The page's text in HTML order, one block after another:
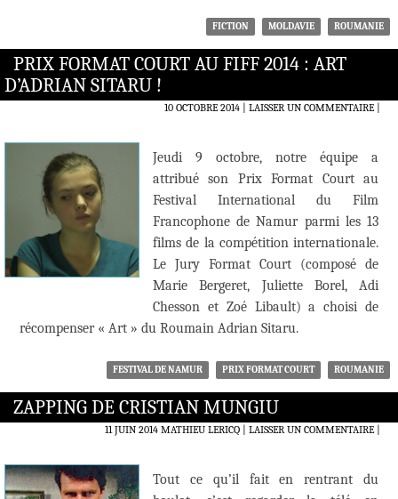
FICTION MOLDAVIE ROUMANIE
PRIX FORMAT COURT AU FIFF 2014 : ART
D’ADRIAN SITARU !
10 OCTOBRE 2014 LAISSER UN COMMENTAIRE|
Jeudi 9 octobre, notre équipe a
attribué son Prix Format Court au
Festival International du Film
Francophone de Namur parmi les 13
films de la compétition internationale.
Le Jury Format Court (composé de
Marie Bergeret, Juliette Borel, Adi
Chesson et Zoé Libault) a choisi de
récompenser « Art » du Roumain Adrian Sitaru.
FESTIVAL DE NAMUR PRIX FORMAT COURT ROUMANIE
ZAPPING DE CRISTIAN MUNGIU
11 JUIN 2014 MATHIEU LERICQ LAISSER UN COMMENTAIRE|
Tout ce qu’il fait en rentrant du